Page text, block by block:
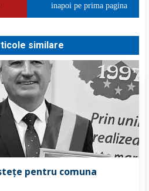
inapoi pe prima pagina
similare
pentru comuna